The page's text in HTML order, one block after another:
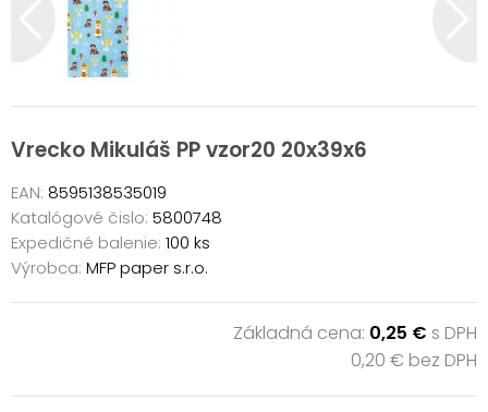
Vrecko Mikuláš PP vzor20 20x39x6
EAN: 8595138535019
Katalógové čislo: 5800748
Expedičné balenie: 100 ks
Výrobca: MFP paper s.r.o.
Základná cena: 0,25 € s DPH
0,20 € bez DPH